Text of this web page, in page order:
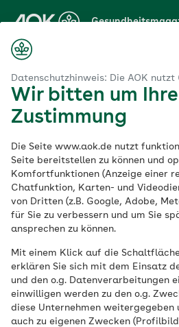
Datenschutzhinweis: Die AOK nutzt
Wir bitten um Ihre
Zustimmung
Die Seite www.aok.de nutzt
Seite bereitstellen zu können und
Komfortfunktionen (Anzeige einer
Chatfunktion, Karten- und
von Dritten (z.B. Google, Adobe,
für Sie zu verbessern und um Sie
ansprechen zu können.
Mit einem Klick auf die
erklären Sie sich mit dem Einsatz
und den o.g. Datenverarbeitungen
einwilligen werden zu den o.g.
diese Unternehmen weitergegeben
auch zu eigenen Zwecken
Hauptinhalt
springen
Outdoor-
Schleswig-
fünf Trimm-
Pfade für
Veröffentlicht am:
18.03.2026 5 Minuten